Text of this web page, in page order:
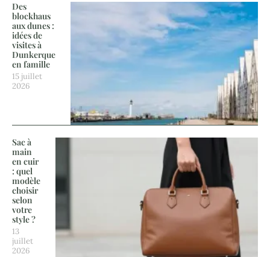
Des
blockhaus
aux dunes :
idées de
visites à
Dunkerque
en famille
15 juillet
2026
Sac à
main
en cuir
: quel
modèle
choisir
selon
votre
style ?
13
juillet
2026